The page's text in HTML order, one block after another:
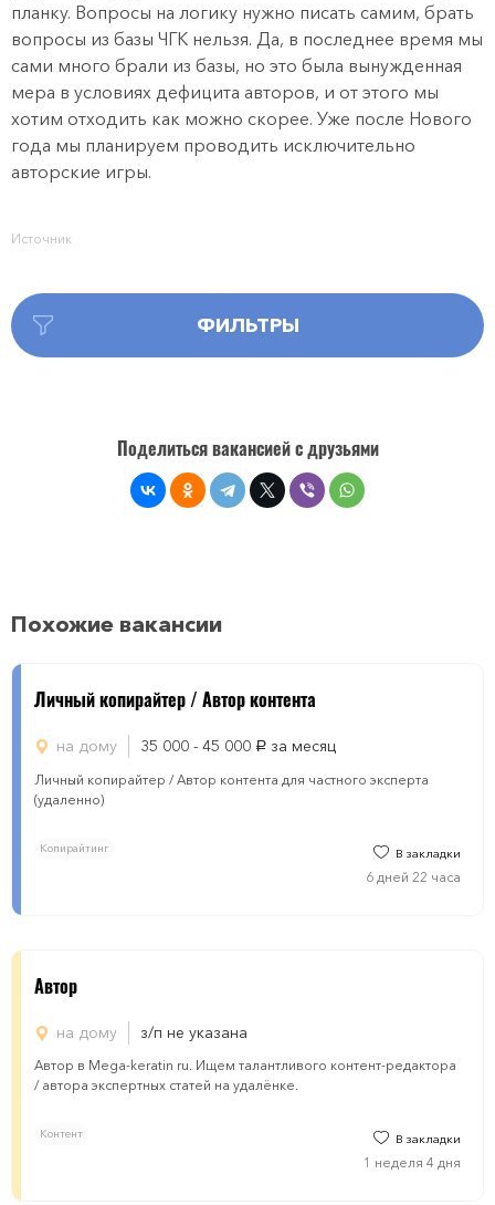
планку. Вопросы на логику нужно писать самим, брать
вопросы из базы ЧГК нельзя. Да, в последнее время мы
сами много брали из базы, но это была вынужденная
мера в условиях дефицита авторов, и от этого мы
хотим отходить как можно скорее. Уже после Нового
года мы планируем проводить исключительно
авторские игры.
Источник
ФИЛЬТРЫ
Поделиться вакансией с друзьями
Похожие вакансии
Личный копирайтер / Автор контента
на дому 35 000 - 45 000 руб. за месяц
Личный копирайтер / Автор контента для частного эксперта
(удаленно)
Копирайтинг В закладки
6 дней 22 часа
Автор
на дому з/п не указана
Автор в Mega-keratin ru. Ищем талантливого контент-редактора
/ автора экспертных статей на удалёнке.
Контент В закладки
1 неделя 4 дня